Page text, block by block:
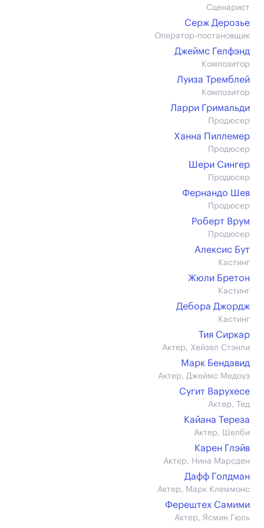
Сценарист
Серж Дерозье
Оператор-постановщик
Джеймс Гелфэнд
Композитор
Луиза Тремблей
Композитор
Ларри Гримальди
Продюсер
Ханна Пиллемер
Продюсер
Шери Сингер
Продюсер
Фернандо Шев
Продюсер
Роберт Врум
Продюсер
Алексис Бут
Кастинг
Жюли Бретон
Кастинг
Дебора Джордж
Кастинг
Тия Сиркар
Актер, Хейзел Стэнли
Марк Бендавид
Актер, Джеймс Медоуз
Сугит Варухесе
Актер, Тед
Кайана Тереза
Актер, Шелби
Карен Глэйв
Актер, Нина Марсден
Дафф Голдман
Актер, Марк Клеммонс
Ферештех Самими
Актер, Ясмин Гюль